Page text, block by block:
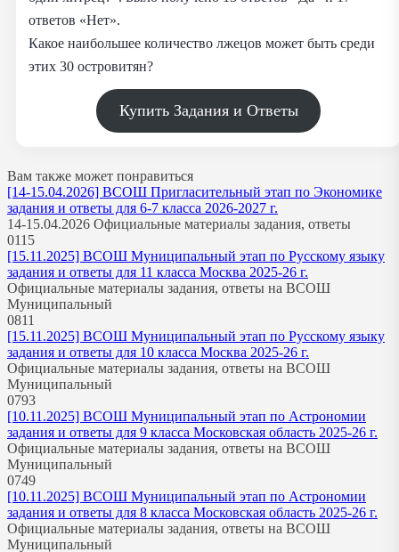
ответов «Нет».
Какое наибольшее количество лжецов может быть среди
этих 30 островитян?
Купить Задания и Ответы
Вам также может понравиться
[14-15.04.2026] ВСОШ Пригласительный этап по Экономике
задания и ответы для 6-7 класса 2026-2027 г.
14-15.04.2026 Официальные материалы задания, ответы
0115
[15.11.2025] ВСОШ Муниципальный этап по Русскому языку
задания и ответы для 11 класса Москва 2025-26 г.
Официальные материалы задания, ответы на ВСОШ
Муниципальный
0811
[15.11.2025] ВСОШ Муниципальный этап по Русскому языку
задания и ответы для 10 класса Москва 2025-26 г.
Официальные материалы задания, ответы на ВСОШ
Муниципальный
0793
[10.11.2025] ВСОШ Муниципальный этап по Астрономии
задания и ответы для 9 класса Московская область 2025-26 г.
Официальные материалы задания, ответы на ВСОШ
Муниципальный
0749
[10.11.2025] ВСОШ Муниципальный этап по Астрономии
задания и ответы для 8 класса Московская область 2025-26 г.
Официальные материалы задания, ответы на ВСОШ
Муниципальный